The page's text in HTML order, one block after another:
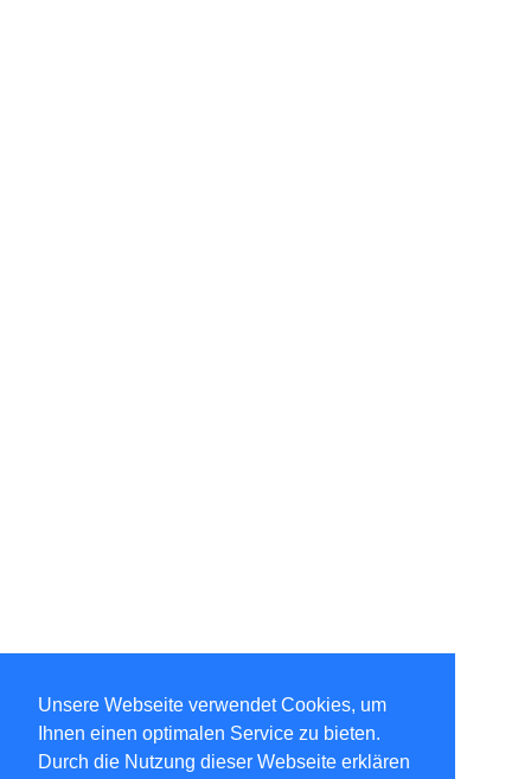
Unsere Webseite verwendet Cookies, um
Ihnen einen optimalen Service zu bieten.
Durch die Nutzung dieser Webseite erklären